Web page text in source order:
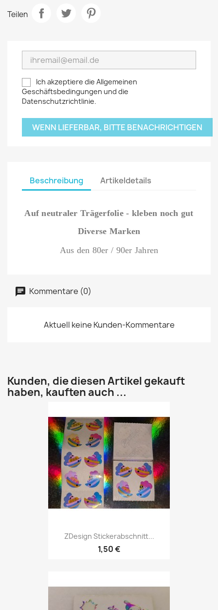
Teilen
Ich akzeptiere die Allgemeinen
Geschäftsbedingungen und die
Datenschutzrichtlinie.
WENN LIEFERBAR, BITTE BENACHRICHTIGEN
Beschreibung Artikeldetails
Auf neutraler Trägerfolie - kleben noch gut
Diverse Marken
Aus den 80er / 90er Jahren
Kommentare (0)
Aktuell keine Kunden-Kommentare
Kunden, die diesen Artikel gekauft
haben, kauften auch ...
ZDesign Stickerabschnitt...
1,50 €